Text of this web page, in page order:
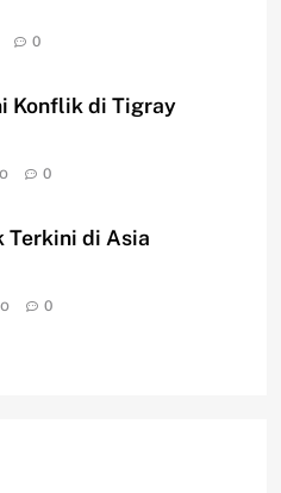
0
Konflik di Tigray
0
Terkini di Asia
0